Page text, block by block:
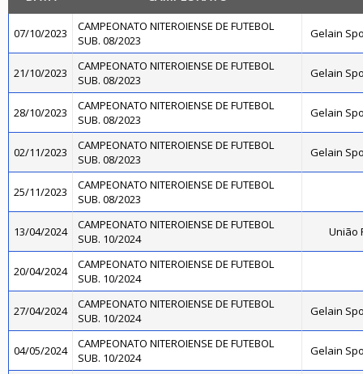
07/10/2023
CAMPEONATO NITEROIENSE DE FUTEBOL
SUB. 08/2023
Gelain
21/10/2023
CAMPEONATO NITEROIENSE DE FUTEBOL
SUB. 08/2023
Gelain
28/10/2023
CAMPEONATO NITEROIENSE DE FUTEBOL
SUB. 08/2023
Gelain
02/11/2023
CAMPEONATO NITEROIENSE DE FUTEBOL
SUB. 08/2023
Gelain
25/11/2023
CAMPEONATO NITEROIENSE DE FUTEBOL
SUB. 08/2023
13/04/2024
CAMPEONATO NITEROIENSE DE FUTEBOL
SUB. 10/2024
União
20/04/2024
CAMPEONATO NITEROIENSE DE FUTEBOL
SUB. 10/2024
27/04/2024
CAMPEONATO NITEROIENSE DE FUTEBOL
SUB. 10/2024
Gelain
04/05/2024
CAMPEONATO NITEROIENSE DE FUTEBOL
SUB. 10/2024
Gelain